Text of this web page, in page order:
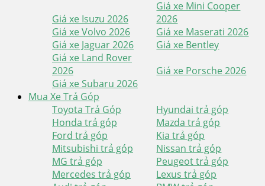
Giá xe Isuzu 2026
Giá xe Mini Cooper
2026
Giá xe Volvo 2026
Giá xe Maserati 2026
Giá xe Jaguar 2026
Giá xe Bentley
Giá xe Land Rover
2026
Giá xe Porsche 2026
Giá xe Subaru 2026
Mua Xe Trả Góp
Toyota Trả Góp
Hyundai trả góp
Honda trả góp
Mazda trả góp
Ford trả góp
Kia trả góp
Mitsubishi trả góp
Nissan trả góp
MG trả góp
Peugeot trả góp
Mercedes trả góp
Lexus trả góp